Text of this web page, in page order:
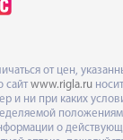
от цен,
сайт www.rigla.ru
и ни при каких
о